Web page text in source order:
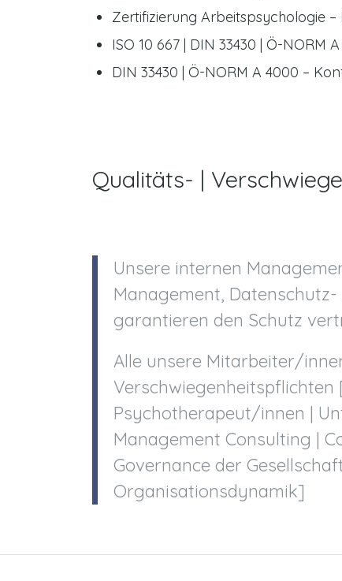
Zertifizierung Arbeitspsychologie
ISO 10 667 | DIN 33430 | Ö-
DIN 33430 | Ö-NORM A 4000 –
Qualitäts- |
Unsere internen
Management,
garantieren den Schutz
Alle unsere Mitarbeiter/
Psychotherapeut/innen |
Management Consulting |
Governance der
Organisationsdynamik]